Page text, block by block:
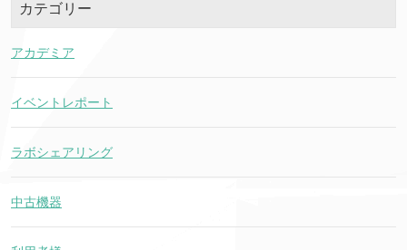
カテゴリー
アカデミア
イベントレポート
ラボシェアリング
中古機器